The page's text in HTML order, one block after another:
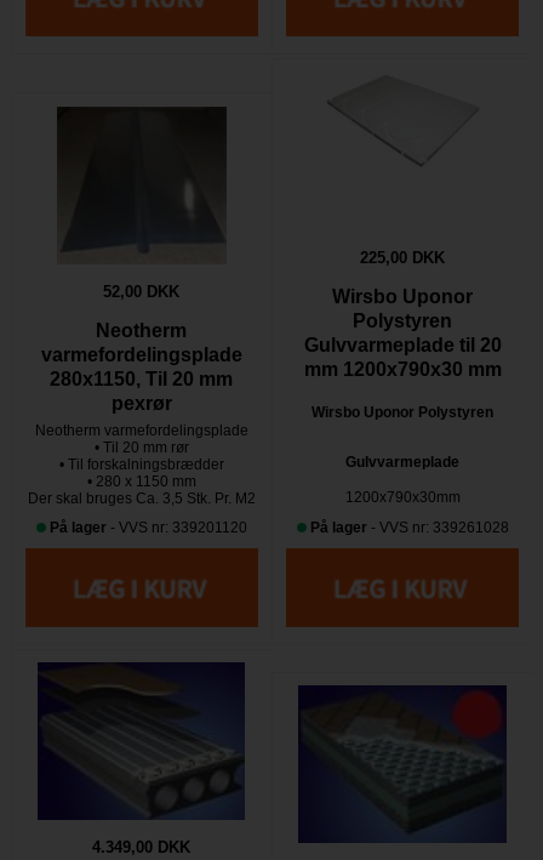
52,00 DKK
Neotherm
varmefordelingsplade
280x1150, Til 20 mm
pexrør
Neotherm varmefordelingsplade
• Til 20 mm rør
• Til forskalningsbrædder
• 280 x 1150 mm
Der skal bruges Ca. 3,5 Stk. Pr. M2
På lager - VVS nr: 339201120
225,00 DKK
Wirsbo Uponor
Polystyren
Gulvvarmeplade til 20
mm 1200x790x30 mm
Wirsbo Uponor Polystyren
Gulvvarmeplade
1200x790x30mm
På lager - VVS nr: 339261028
4.349,00 DKK